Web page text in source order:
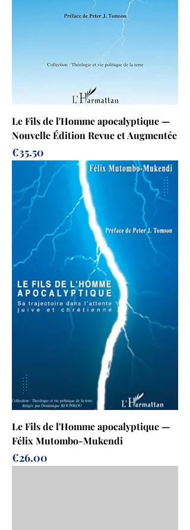
Le Fils de l'Homme apocalyptique —
Nouvelle Édition Revue et Augmentée
Prix
€35.50
Le Fils de l'Homme apocalyptique —
Félix Mutombo-Mukendi
Prix
€26.00